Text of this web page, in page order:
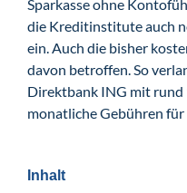
Sparkasse ohne
die Kreditinstitute auch
ein. Auch die bisher
davon betroffen. So
Direktbank ING mit
monatliche Gebühren
Inhalt